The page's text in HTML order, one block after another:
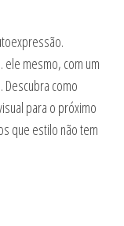
mesmo, com um
como
para o próximo
que estilo não tem